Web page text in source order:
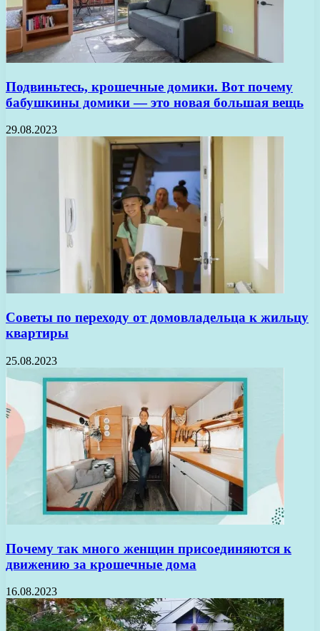
Подвиньтесь, крошечные домики. Вот почему
бабушкины домики — это новая большая вещь
29.08.2023
Советы по переходу от домовладельца к жильцу
квартиры
25.08.2023
Почему так много женщин присоединяются к
движению за крошечные дома
16.08.2023